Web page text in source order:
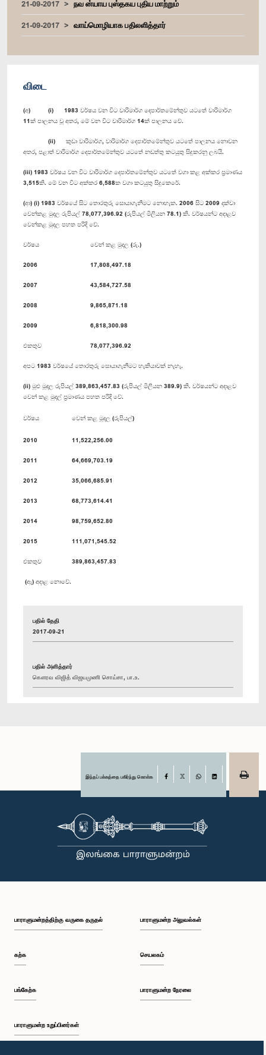
21-09-2017
நவ ன்யாய புஸ்தகய புதிய மாற்றும்
21-09-2017
வாய்மொழியாக பதிலளித்தார்
விடை
(අ) (i) 1983 වර්ෂය වන විට වාරිමාර්ග දෙපාර්තමේන්තුව යටතේ වාරිමාර්ග
11ක් පාලනය වූ අතර, මේ වන විට වාරිමාර්ග 14ක් පාලනය වේ.
(ii) කුඩා වාරිමාර්ග, වාරිමාර්ග දෙපාර්තමේන්තුව යටතේ පාලනය නොවන
අතර, පළාත් වාරිමාර්ග දෙපාර්තමේන්තුව යටතේ නඩත්තු කටයුතු සිදුකරනු ලබයි.
(iii) 1983 වර්ෂය වන විට වාරිමාර්ග දෙපාර්තමේන්තුව යටතේ වගා කළ අක්කර ප්‍රමාණය
3,515කි. මේ වන විට අක්කර 6,588ක වගා කටයුතු සිදුකෙරේ.
(ආ) (i) 1983 වර්ෂයේ සිට තොරතුරු සොයාගැනීමට නොහැක. 2006 සිට 2009 දක්වා
වෙන්කළ මුදල රුපියල් 78,077,396.92 (රුපියල් මිලියන 78.1) කි. වර්ෂයන්ට අදාළව
වෙන්කළ මුදල පහත පරිදි වේ.
වර්ෂය වෙන් කළ මුදල (රු.)
2006 17,808,497.18
2007 43,584,727.58
2008 9,865,871.18
2009 6,818,300.98
එකතුව 78,077,396.92
අපට 1983 වර්ෂයේ තොරතුරු සොයාගැනීමට හැකියාවක් නැහැ.
(ii) මුළු මුදල රුපියල් 389,863,457.83 (රුපියල් මිලියන 389.9) කි. වර්ෂයන්ට අදාළව
වෙන් කළ මුදල් ප්‍රමාණය පහත පරිදි වේ.
වර්ෂය වෙන් කළ මුදල (රුපියල්)
2010 11,522,256.00
2011 64,669,703.19
2012 35,066,685.91
2013 68,773,614.41
2014 98,759,652.80
2015 111,071,545.52
එකතුව 389,863,457.83
(ඇ) අදාළ නොවේ.
பதில் தேதி
2017-09-21
பதில் அளித்தார்
கௌரவ விஜித் விஜயமுணி சொய்சா, பா.உ.
இந்தப் பக்கத்தை பகிர்ந்து கொள்க Facebook
பாராளுமன்றத்திற்கு வருகை தருதல்
கற்க
பங்கேற்க
பாராளுமன்ற உறுப்பினர்கள்
பாராளுமன்ற அலுவல்கள்
செயலகம்
பாராளுமன்ற நேரலை